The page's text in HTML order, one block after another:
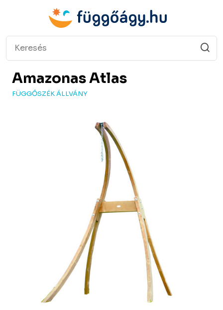
AmazonasAtlas
FÜGGŐSZÉK ÁLLVÁNY